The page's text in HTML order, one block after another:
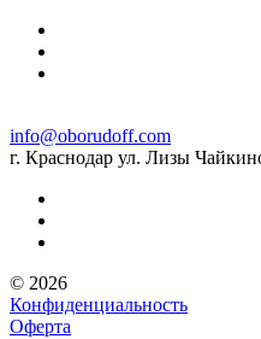
info@oborudoff.com
г. Краснодар ул. Лизы
© 2026
Конфиденциальность
Оферта